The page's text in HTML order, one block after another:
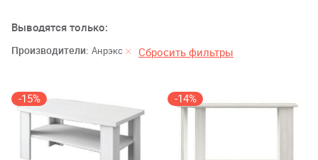
Выводятся только:
Производители: Анрэкс Сбросить фильтры
-15% -14%